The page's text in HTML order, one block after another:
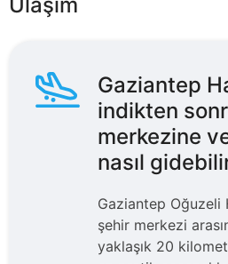
Gaziantep
indikten
merkezine
nasıl
Gaziantep Oğuzeli
şehir merkezi
yaklaşık 20